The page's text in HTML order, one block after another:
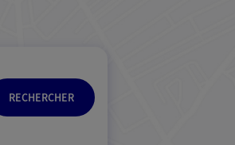
RECHERCHER